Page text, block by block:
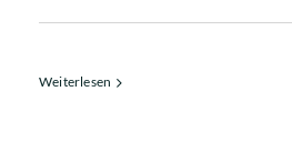
Weiterlesen